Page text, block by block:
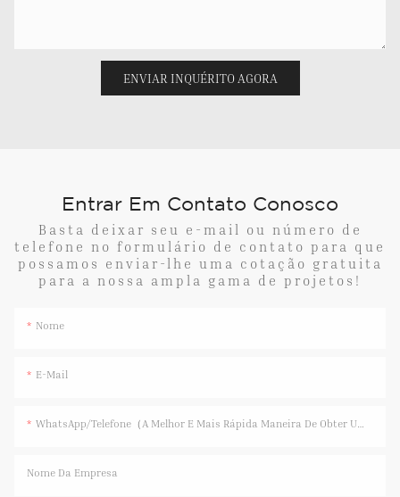
ENVIAR INQUÉRITO AGORA
Entrar Em Contato Conosco
Basta deixar seu e-mail ou número de
telefone no formulário de contato para que
possamos enviar-lhe uma cotação gratuita
para a nossa ampla gama de projetos!
Nome
E-Mail
WhatsApp/Telefone（A Melhor E Mais Rápida Maneira De Obter Uma Resposta）
Nome Da Empresa